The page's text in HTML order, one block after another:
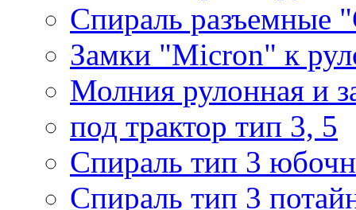
Спираль разъемные
Замки "Micron" к
Молния рулонная и
под трактор тип 3, 5
Спираль тип 3
Спираль тип 3